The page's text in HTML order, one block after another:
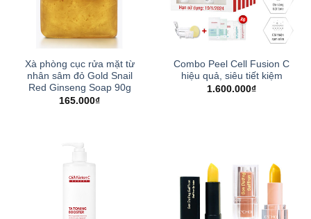
Xà phòng cục rửa mặt từ
nhân sâm đỏ Gold Snail
Red Ginseng Soap 90g
165.000₫
Combo Peel Cell Fusion C
hiệu quả, siêu tiết kiệm
1.600.000₫